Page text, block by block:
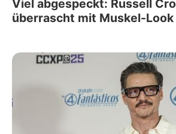
Viel abgespeckt: Russell
überrascht mit Muskel-Look